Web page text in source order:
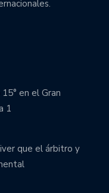
en el Gran
1
que el árbitro y